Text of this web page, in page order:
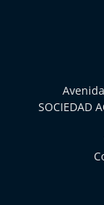
SOCIEDAD